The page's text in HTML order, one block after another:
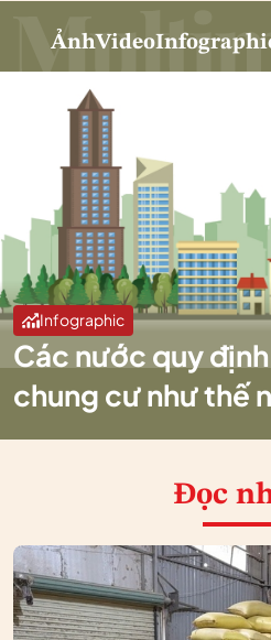
ẢnhVideo
Infographic
Các nước quy
chung cư như thế
Đọc